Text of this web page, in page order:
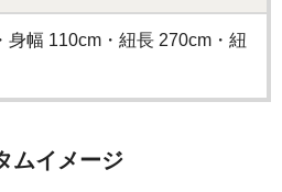
身幅 110cm・紐長 270cm・紐
ムイメージ